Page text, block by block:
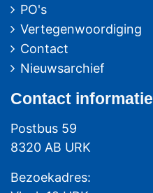
PO's
Vertegenwoordiging
Contact
Nieuwsarchief
Contact informatie
Postbus 59
8320 AB URK
Bezoekadres: